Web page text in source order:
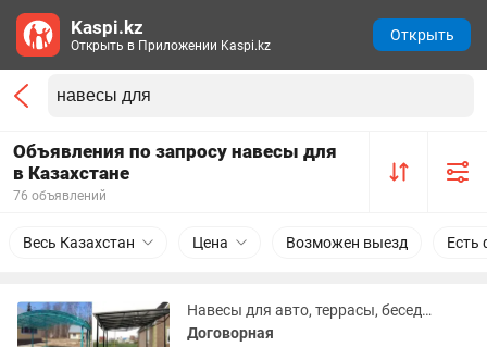
Объявления по запросу навесы для
в Казахстане
76 объявлений
Весь Казахстан Цена Возможен выезд Есть
Навесы для авто, террасы, беседки, топчаны на заказ из металла.
Договорная
Kaspi.kz
Открыть в Приложении Kaspi.kz
Открыть